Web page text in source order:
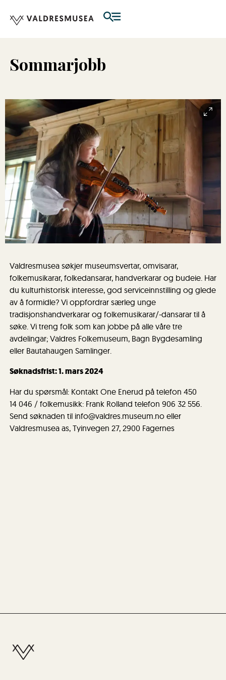
Sommarjobb
Valdresmusea søkjer museumsvertar, omvisarar,
folkemusikarar, folkedansarar, handverkarar og budeie. Har
du kulturhistorisk interesse, god serviceinnstilling og glede
av å formidle? Vi oppfordrar særleg unge
tradisjonshandverkarar og folkemusikarar/-dansarar til å
søke. Vi treng folk som kan jobbe på alle våre tre
avdelingar; Valdres Folkemuseum, Bagn Bygdesamling
eller Bautahaugen Samlinger.
Søknadsfrist: 1. mars 2024
Har du spørsmål: Kontakt One Enerud på telefon 450
14 046 / folkemusikk: Frank Rolland telefon 906 32 556.
Send søknaden til info@valdres.museum.no eller
Valdresmusea as, Tyinvegen 27, 2900 Fagernes